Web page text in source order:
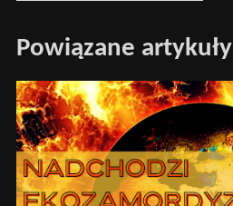
Powiązane artykuły